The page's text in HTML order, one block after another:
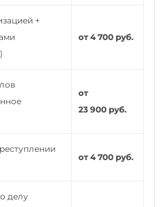
+
от 4 700 руб.
от
23 900 руб.
от 4 700 руб.
делу